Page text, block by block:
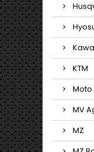
KTM
Moto
MV
MZ